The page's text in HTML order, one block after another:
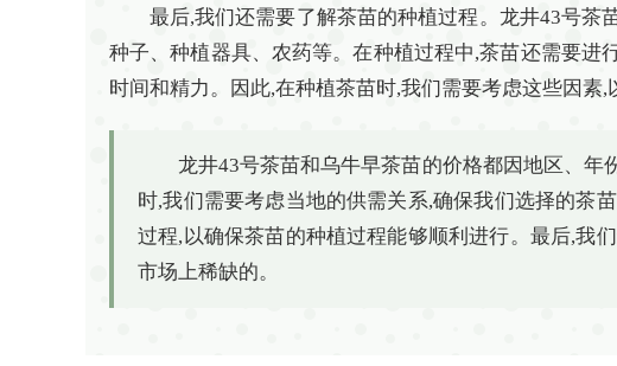
最后,我们还需要了解茶苗的种植过程。龙井43号
种子、种植器具、农药等。在种植过程中,茶苗还需要进
时间和精力。因此,在种植茶苗时,我们需要考虑这些因素,
龙井43号茶苗和乌牛早茶苗的价格都因地区、
时,我们需要考虑当地的供需关系,确保我们选择的茶
过程,以确保茶苗的种植过程能够顺利进行。最后,我
市场上稀缺的。